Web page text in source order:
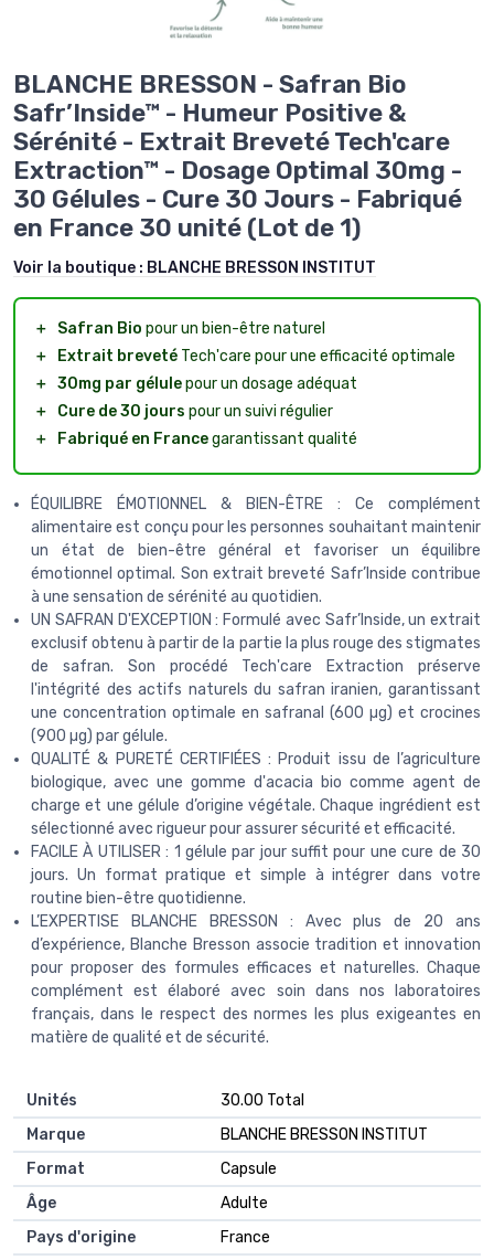
BLANCHE BRESSON - Safran Bio
Safr’Inside™ - Humeur Positive &
Sérénité - Extrait Breveté Tech'care
Extraction™ - Dosage Optimal 30mg -
30 Gélules - Cure 30 Jours - Fabriqué
en France 30 unité (Lot de 1)
Voir la boutique : BLANCHE BRESSON INSTITUT
＋ Safran Bio pour un bien-être naturel
＋
Extrait breveté Tech'care pour une efficacité optimale
＋ 30mg par gélulepour un dosage adéquat
＋
Cure de 30 jours pour un suivi régulier
＋
Fabriqué en Francegarantissant qualité
ÉQUILIBRE ÉMOTIONNEL & BIEN-ÊTRE : Ce complément
alimentaire est conçu pour les personnes souhaitant maintenir
un état de bien-être général et favoriser un équilibre
émotionnel optimal. Son extrait breveté Safr’Inside contribue
à une sensation de sérénité au quotidien.
UN SAFRAN D'EXCEPTION : Formulé avec Safr’Inside, un extrait
exclusif obtenu à partir de la partie la plus rouge des stigmates
de safran. Son procédé Tech'care Extraction préserve
l'intégrité des actifs naturels du safran iranien, garantissant
une concentration optimale en safranal (600 µg) et crocines
(900 µg) par gélule.
QUALITÉ & PURETÉ CERTIFIÉES : Produit issu de l’agriculture
biologique, avec une gomme d'acacia bio comme agent de
charge et une gélule d’origine végétale. Chaque ingrédient est
sélectionné avec rigueur pour assurer sécurité et efficacité.
FACILE À UTILISER : 1 gélule par jour suffit pour une cure de 30
jours. Un format pratique et simple à intégrer dans votre
routine bien-être quotidienne.
L’EXPERTISE BLANCHE BRESSON : Avec plus de 20 ans
d’expérience, Blanche Bresson associe tradition et innovation
pour proposer des formules efficaces et naturelles. Chaque
complément est élaboré avec soin dans nos laboratoires
français, dans le respect des normes les plus exigeantes en
matière de qualité et de sécurité.
Unités
‎30.00 Total
Marque
‎BLANCHE BRESSON INSTITUT
Format
‎Capsule
Âge
‎Adulte
Pays d'origine
‎France